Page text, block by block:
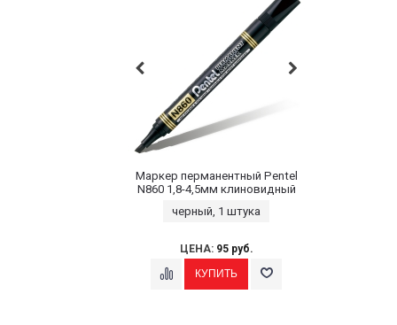
Маркер перманентный Pentel
N860 1,8-4,5мм клиновидный
черный, 1 штука
ЦЕНА: 95 руб.